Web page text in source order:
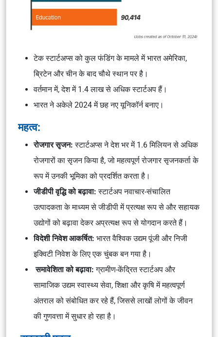
टेक स्टार्टअप्स को कुल फंडिंग के मामले में भारत अमेरिका,
ब्रिटेन और चीन के बाद चौथे स्थान पर है।
वर्तमान में, देश में 1.4 लाख से अधिक स्टार्टअप हैं।
भारत ने अकेले 2024 में छह नए यूनिकॉर्न बनाए।
महत्व:
रोजगार सृजन:स्टार्टअप्स ने देश भर में 1.6 मिलियन से अधिक
रोजगारों का सृजन किया है, जो महत्वपूर्ण रोजगार सृजनकर्ता के
रूप में उनकी भूमिका को प्रदर्शित करता है।
जीडीपी वृद्धि को बढ़ावा:स्टार्टअप नवाचार-संचालित
उत्पादकता के माध्यम से जीडीपी में प्रत्यक्ष रूप से और सहायक
उद्योगों को बढ़ावा देकर अप्रत्यक्ष रूप से योगदान करते हैं।
विदेशी निवेश आकर्षित: भारत वैश्विक उद्यम पूंजी और निजी
इक्विटी निवेश के लिए एक चुंबक बन गया है।
समावेशिता को बढ़ावा:ग्रामीण-केंद्रित स्टार्टअप और
सामाजिक उद्यम स्वास्थ्य सेवा, शिक्षा और कृषि में महत्वपूर्ण
अंतराल को संबोधित कर रहे हैं, जिससे लाखों लोगों के जीवन
की गुणवत्ता में सुधार हो रहा है।